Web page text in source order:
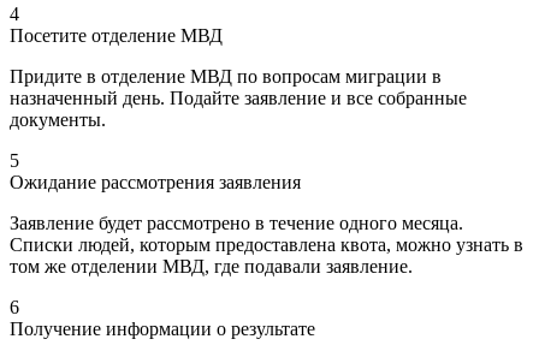
4
Посетите отделение МВД
Придите в отделение МВД по вопросам миграции в
назначенный день. Подайте заявление и все собранные
документы.
5
Ожидание рассмотрения заявления
Заявление будет рассмотрено в течение одного месяца.
Списки людей, которым предоставлена квота, можно узнать в
том же отделении МВД, где подавали заявление.
6
Получение информации о результате